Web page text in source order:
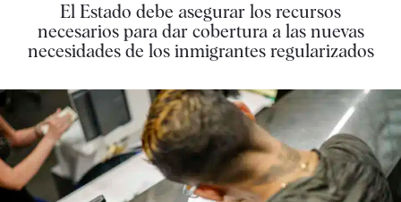
El Estado debe asegurar los recursos
necesarios para dar cobertura a las nuevas
necesidades de los inmigrantes regularizados